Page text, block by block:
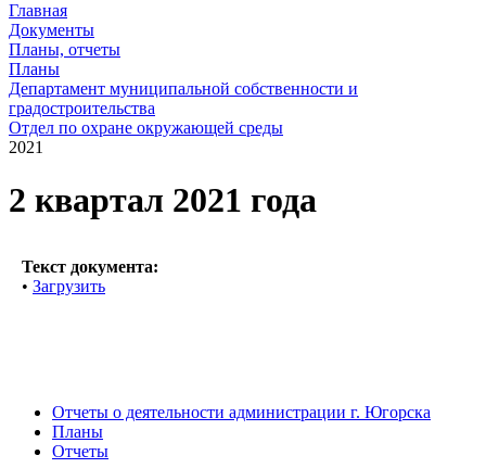
Главная
Документы
Планы, отчеты
Планы
Департамент муниципальной собственности и
градостроительства
Отдел по охране окружающей среды
2021
2 квартал 2021 года
Текст документа:
• Загрузить
Отчеты о деятельности администрации г. Югорска
Планы
Отчеты